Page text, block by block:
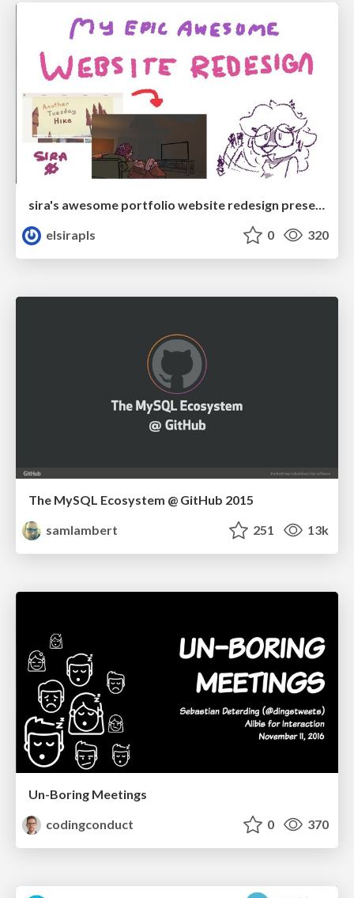
sira's awesome portfolio website redesign presentation
elsirapls
0 320
The MySQL Ecosystem @ GitHub 2015
samlambert
251 13k
Un-Boring Meetings
codingconduct
0 370